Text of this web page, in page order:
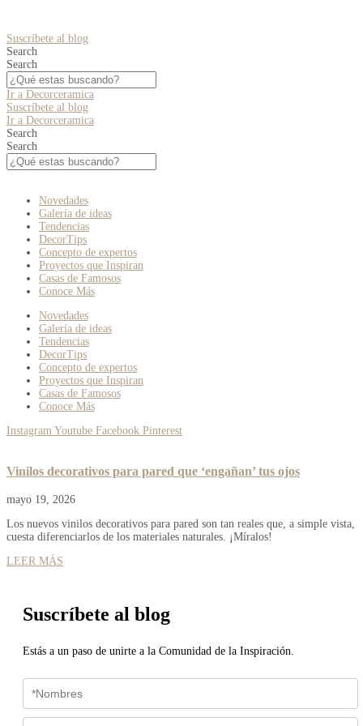
Suscríbete al blog
Search
Search
Ir a Decorceramica
Suscríbete al blog
Ir a Decorceramica
Search
Search
Novedades
Galería de ideas
Tendencias
DecorTips
Concepto de expertos
Proyectos que Inspiran
Casas de Famosos
Conoce Más
Novedades
Galería de ideas
Tendencias
DecorTips
Concepto de expertos
Proyectos que Inspiran
Casas de Famosos
Conoce Más
Instagram Youtube Facebook Pinterest
Vinilos decorativos para pared que ‘engañan’ tus ojos
mayo 19, 2026
Los nuevos vinilos decorativos para pared son tan reales que, a simple vista,
cuesta diferenciarlos de los materiales naturales. ¡Míralos!
LEER MÁS
Suscríbete al blog
Estás a un paso de unirte a la Comunidad de la Inspiración.